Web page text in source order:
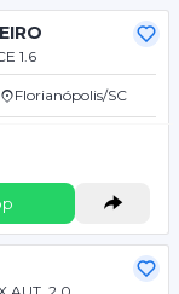
1.6
Florianópolis/SC